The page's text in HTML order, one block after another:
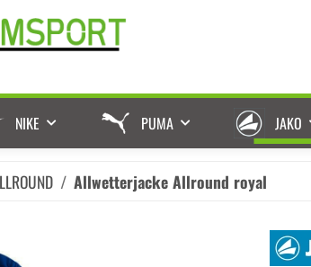
NIKE PUMA JAKO
Allwetterjacke Allround royal